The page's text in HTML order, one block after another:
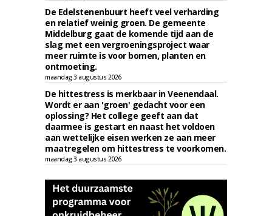
De Edelstenenbuurt heeft veel verharding
en relatief weinig groen. De gemeente
Middelburg gaat de komende tijd aan de
slag met een vergroeningsproject waar
meer ruimte is voor bomen, planten en
ontmoeting.
maandag 3 augustus 2026
De hittestress is merkbaar in Veenendaal.
Wordt er aan 'groen' gedacht voor een
oplossing? Het college geeft aan dat
daarmee is gestart en naast het voldoen
aan wettelijke eisen werken ze aan meer
maatregelen om hittestress te voorkomen.
maandag 3 augustus 2026